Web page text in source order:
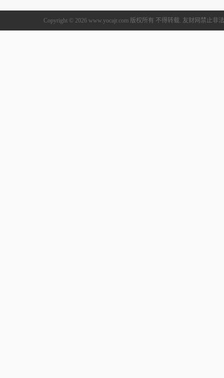
Copyright © 2026 www.yocajr.com 版权所有 不得转载. 友财网禁止非